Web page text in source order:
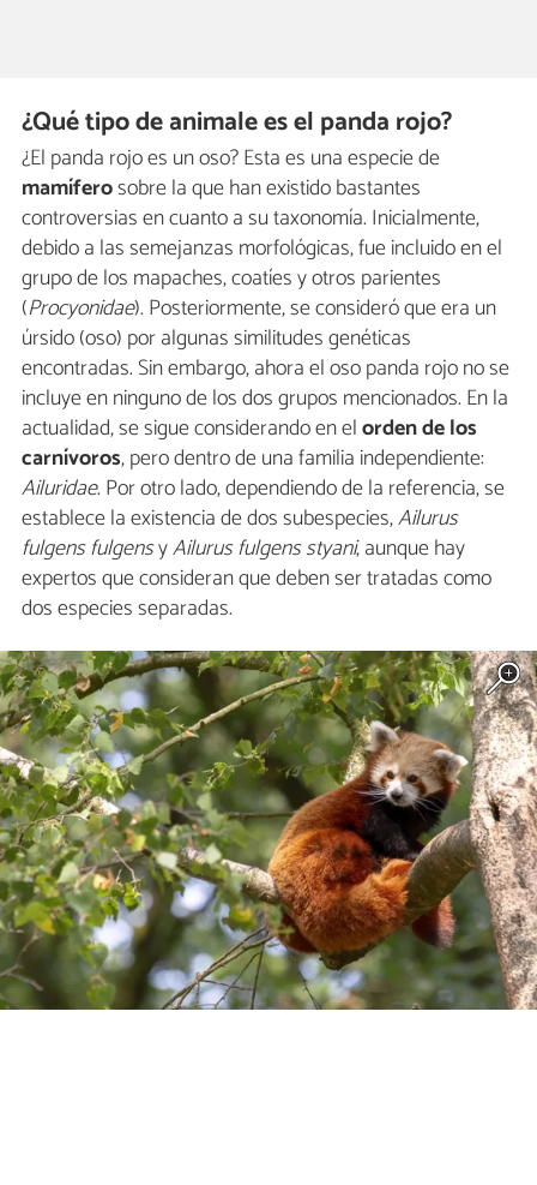
¿Qué tipo de animale es el panda rojo?
¿El panda rojo es un oso? Esta es una especie de
mamíferosobre la que han existido bastantes
controversias en cuanto a su taxonomía. Inicialmente,
debido a las semejanzas morfológicas, fue incluido en el
grupo de los mapaches, coatíes y otros parientes
(Procyonidae). Posteriormente, se consideró que era un
úrsido (oso) por algunas similitudes genéticas
encontradas. Sin embargo, ahora el oso panda rojo no se
incluye en ninguno de los dos grupos mencionados. En la
actualidad, se sigue considerando en elorden de los
carnívoros, pero dentro de una familia independiente:
Ailuridae. Por otro lado, dependiendo de la referencia, se
establece la existencia de dos subespecies,Ailurus
fulgens fulgensyAilurus fulgens styani, aunque hay
expertos que consideran que deben ser tratadas como
dos especies separadas.